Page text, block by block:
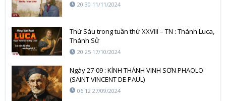
20:30 11/11/2024
Thứ Sáu trong tuần thứ XXVIII – TN : Thánh Luca,
Thánh Sử
20:25 17/10/2024
Ngày 27-09 : KÍNH THÁNH VINH SƠN PHAOLO
(SAINT VINCENT DE PAUL)
06:12 27/09/2024